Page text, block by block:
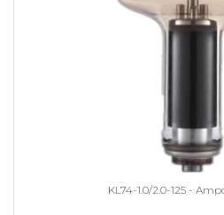
KL74-1.0/2.0-125 -